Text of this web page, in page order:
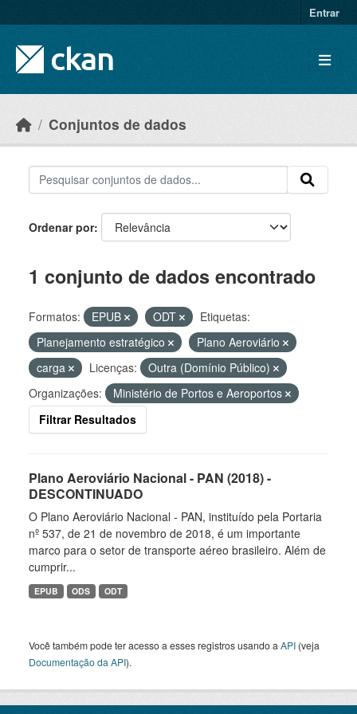
Entrar
Conjuntos de dados
Ordenar por
1 conjunto de dados encontrado
Formatos: EPUB ODT
Etiquetas:
Planejamento estratégico
Plano Aeroviário
carga
Licenças:
Outra (Domínio Público)
Organizações:
Ministério de Portos e Aeroportos
Filtrar Resultados
Plano Aeroviário Nacional - PAN (2018) -
DESCONTINUADO
O Plano Aeroviário Nacional - PAN, instituído pela Portaria
nº 537, de 21 de novembro de 2018, é um importante
marco para o setor de transporte aéreo brasileiro. Além de
cumprir...
EPUB ODS ODT
Você também pode ter acesso a esses registros usando a API (veja
Documentação da API).